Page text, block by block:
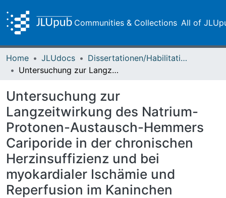
Communities & Collections All of
Home JLUdocs
Dissertationen/Habilitationen
Untersuchung zur Langzeitwirkung des Natrium-Protonen-Austausch-Hemmers Cariporide in der chronischen Herzinsuffizienz und bei myokardialer Ischämie und Reperfusion im Kaninchen
Untersuchung zur
Langzeitwirkung des Natrium-
Protonen-Austausch-Hemmers
Cariporide in der chronischen
Herzinsuffizienz und bei
myokardialer Ischämie und
Reperfusion im Kaninchen